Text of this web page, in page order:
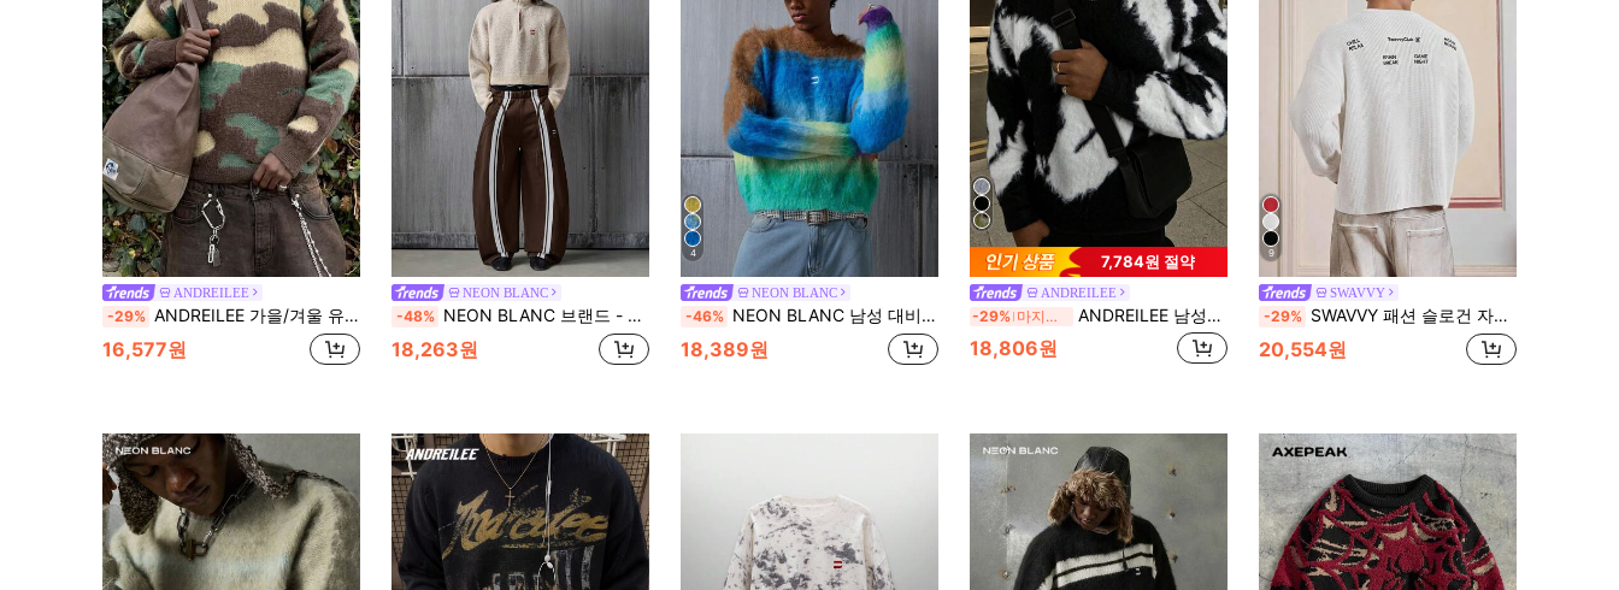
ANDREILEE
-29% ANDREILEE 가을/겨울 유니섹스 플러피 카무플라주 패턴 자카드 캐주얼 출퇴근 스트리트웨어 풀오버 니트 스웨터
16,577원
NEON BLANC
-48% NEON BLANC 브랜드 - 남성용 신상 풀오버 스웨터 - 하프 지퍼 패셔너블 - 루즈 캐주얼
18,263원
4
NEON BLANC
-46% NEON BLANC 남성 대비 색상 라운드 넥 드롭 숄더 긴 소매 캐주얼 루즈 니트 스웨터, 가을/겨울
18,389원
7,784원 절약
ANDREILEE
-29% 마지막 3일 ANDREILEE 남성용 새로운 가을/겨울 캐주얼 루즈핏 미니멀리스트 브러시드 파인 니트 긴팔 크루넥 풀오버 스웨터 스트리트 스타일
18,806원
9
SWAVVY
-29% SWAVVY 패션 슬로건 자수 남성 스웨터
20,554원